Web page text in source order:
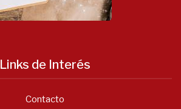
Links de Interés
Contacto